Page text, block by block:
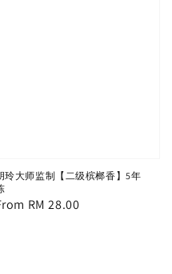
玲大师监制【二级槟榔香】5年
RM 28.00